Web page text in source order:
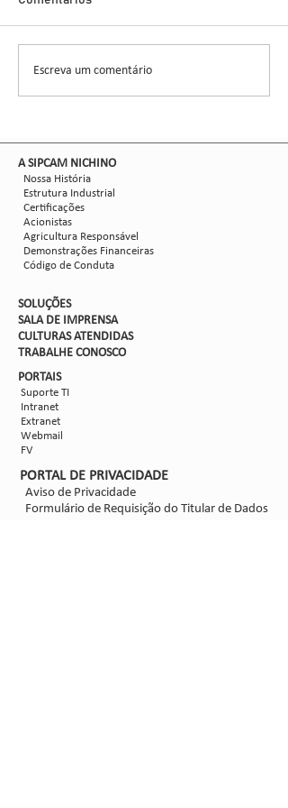
Nova safra de milho:
como mitigar as perdas
Escreva um comentário
​A SIPCAM NICHINO
Nossa História
Estrutura Industrial
Certificações
Acionistas
Agricultura Responsável
Demonstrações Financeiras
Código de Conduta
SOLUÇÕES
SALA DE IMPRENSA
CULTURAS ATENDIDAS
TRABALHE CONOSCO
PORTAIS
Suporte TI
Intranet
Extranet
Webmail
FV
PORTAL DE PRIVACIDADE
Aviso de Privacidade
Formulário de Requisição do Titular de Dados